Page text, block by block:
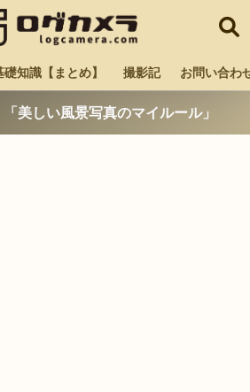
知識【まとめ】 撮影記 お問い合わ
美しい風景写真のマイルール」